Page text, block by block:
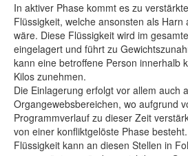
In aktiver Phase kommt es zu
Flüssigkeit, welche ansonsten als Harn
wäre. Diese Flüssigkeit wird im
eingelagert und führt zu
kann eine betroffene Person innerhalb
Kilos zunehmen.
Die Einlagerung erfolgt vor allem auch
Organgewebsbereichen, wo aufgrund
Programmverlauf zu dieser Zeit
von einer konfliktgelöste Phase
Flüssigkeit kann an diesen Stellen in